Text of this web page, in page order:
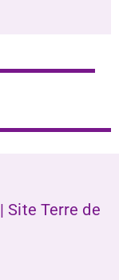
Site Terre de